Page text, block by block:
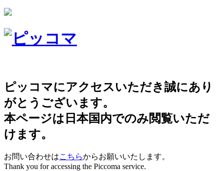
ピッコマにアクセスいただき誠にあり
がとうございます。
本ページは日本国内でのみ閲覧いただ
けます。
お問い合わせはこちらからお願いいたします。
Thank you for accessing the Piccoma service.